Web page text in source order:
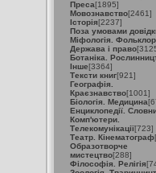
Преса[1895]
Мовознавство[2461]
Історія[2237]
Поза умовами
Міфологія. Фольклор
Держава і право
Ботаніка.
Інше[3364]
Тексти книг[921]
Географія.
Краєзнавство[1001]
Біологія. Медицина
Енциклопедії.
Комп'ютери.
Телекомунікації[723]
Театр. Кінематограф
Образотворче
мистецтво[288]
Філософія. Релігія